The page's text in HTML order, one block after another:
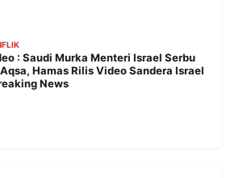
: Saudi Murka Menteri Israel Serbu
Hamas Rilis Video Sandera Israel
News